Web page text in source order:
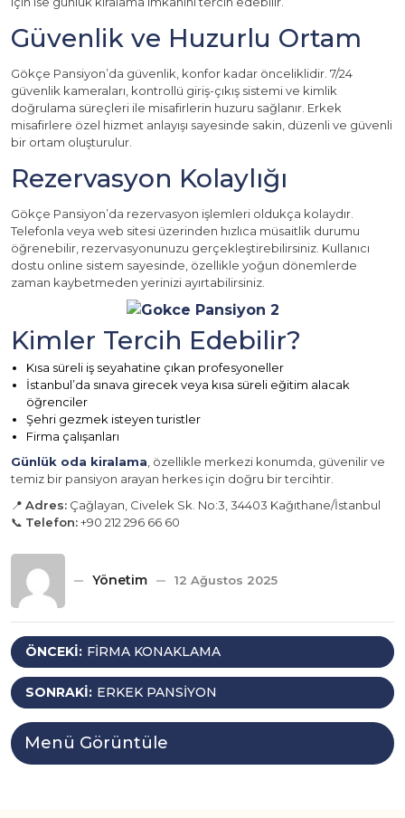
Güvenlik ve Huzurlu Ortam
Gökçe Pansiyon’da güvenlik, konfor kadar önceliklidir. 7/24
güvenlik kameraları, kontrollü giriş-çıkış sistemi ve kimlik
doğrulama süreçleri ile misafirlerin huzuru sağlanır. Erkek
misafirlere özel hizmet anlayışı sayesinde sakin, düzenli ve güvenli
bir ortam oluşturulur.
Rezervasyon Kolaylığı
Gökçe Pansiyon’da rezervasyon işlemleri oldukça kolaydır.
Telefonla veya web sitesi üzerinden hızlıca müsaitlik durumu
öğrenebilir, rezervasyonunuzu gerçekleştirebilirsiniz. Kullanıcı
dostu online sistem sayesinde, özellikle yoğun dönemlerde
zaman kaybetmeden yerinizi ayırtabilirsiniz.
Kimler Tercih Edebilir?
Kısa süreli iş seyahatine çıkan profesyoneller
İstanbul’da sınava girecek veya kısa süreli eğitim alacak
öğrenciler
Şehri gezmek isteyen turistler
Firma çalışanları
Günlük oda kiralama, özellikle merkezi konumda, güvenilir ve
temiz bir pansiyon arayan herkes için doğru bir tercihtir.
📍 Adres: Çağlayan, Civelek Sk. No:3, 34403 Kağıthane/İstanbul
📞 Telefon:+90 212 296 66 60
Yönetim 12 Ağustos 2025
Yazı
gezinmesi
ÖNCEKI: FIRMA KONAKLAMA
SONRAKI: ERKEK PANSIYON
Menü Görüntüle